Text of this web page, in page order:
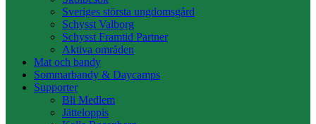
Sveriges största ungdomsgård
Schysst Valborg
Schysst Framtid Partner
Aktiva områden
Mat och bandy
Sommarbandy & Daycamps
Supporter
Bli Medlem
Jätteloppis